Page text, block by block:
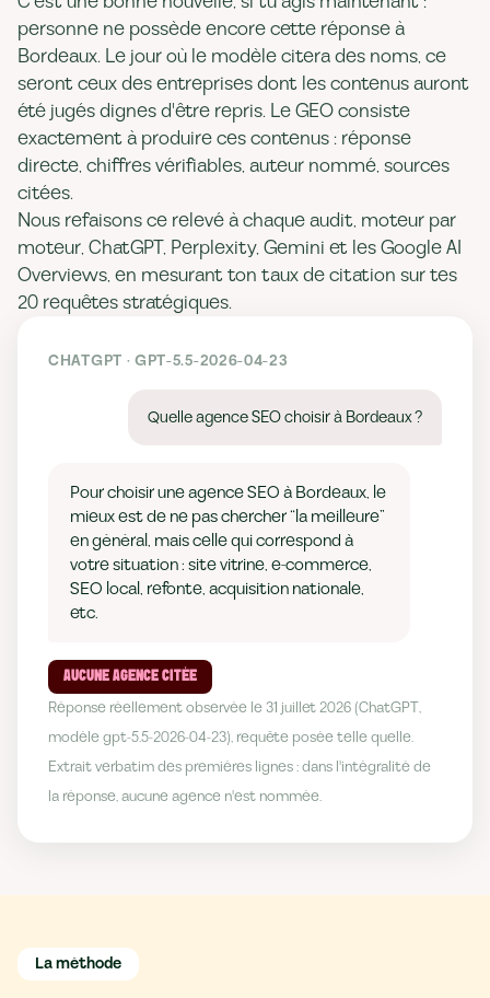
personne ne possède encore cette réponse à
Bordeaux. Le jour où le modèle citera des noms, ce
seront ceux des entreprises dont les contenus auront
été jugés dignes d'être repris. Le GEO consiste
exactement à produire ces contenus : réponse
directe, chiffres vérifiables, auteur nommé, sources
citées.
Nous refaisons ce relevé à chaque audit, moteur par
moteur, ChatGPT, Perplexity, Gemini et les Google AI
Overviews, en mesurant ton taux de citation sur tes
20 requêtes stratégiques.
CHATGPT · GPT-5.5-2026-04-23
Quelle agence SEO choisir à Bordeaux ?
Pour choisir une agence SEO à Bordeaux, le
mieux est de ne pas chercher “la meilleure”
en général, mais celle qui correspond à
votre situation : site vitrine, e-commerce,
SEO local, refonte, acquisition nationale,
etc.
AUCUNE AGENCE CITÉE
Réponse réellement observée le 31 juillet 2026 (ChatGPT,
modèle gpt-5.5-2026-04-23), requête posée telle quelle.
Extrait verbatim des premières lignes : dans l'intégralité de
la réponse, aucune agence n'est nommée.
La méthode